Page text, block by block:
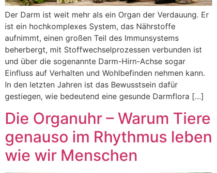
Der Darm ist weit mehr als ein Organ der Verdauung. Er
ist ein hochkomplexes System, das Nährstoffe
aufnimmt, einen großen Teil des Immunsystems
beherbergt, mit Stoffwechselprozessen verbunden ist
und über die sogenannte Darm-Hirn-Achse sogar
Einfluss auf Verhalten und Wohlbefinden nehmen kann.
In den letzten Jahren ist das Bewusstsein dafür
gestiegen, wie bedeutend eine gesunde Darmflora […]
Die Organuhr – Warum Tiere
genauso im Rhythmus leben
wie wir Menschen